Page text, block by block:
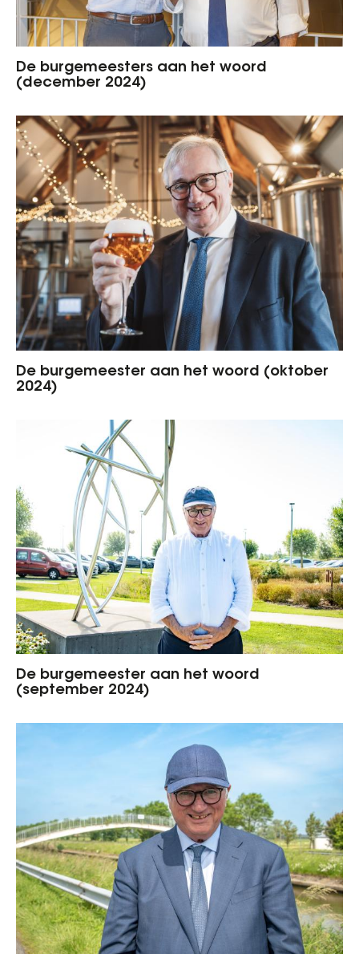
De burgemeesters aan het woord
(december 2024)
De burgemeester aan het woord (oktober
2024)
De burgemeester aan het woord
(september 2024)